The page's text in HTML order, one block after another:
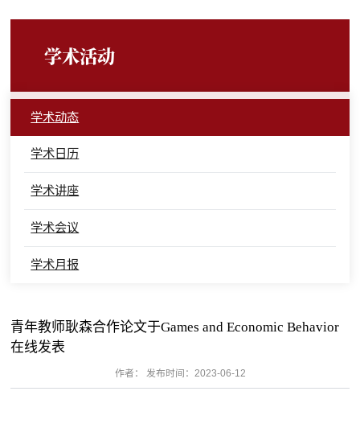
学术活动
学术动态
学术日历
学术讲座
学术会议
学术月报
青年教师耿森合作论文于Games and Economic Behavior
在线发表
作者： 发布时间：2023-06-12